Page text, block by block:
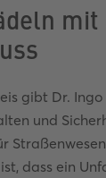
mit
gibt Dr.
und
Straßenwesen
dass ein